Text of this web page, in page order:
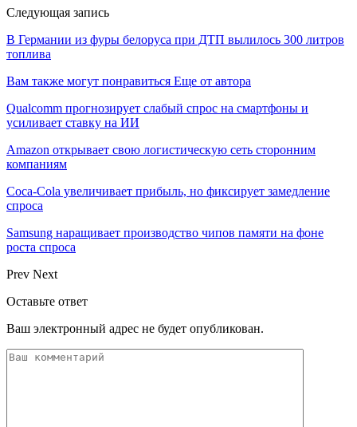
Следующая запись
В Германии из фуры белоруса при ДТП вылилось 300 литров
топлива
Вам также могут понравиться Еще от автора
Qualcomm прогнозирует слабый спрос на смартфоны и
усиливает ставку на ИИ
Amazon открывает свою логистическую сеть сторонним
компаниям
Coca-Cola увеличивает прибыль, но фиксирует замедление
спроса
Samsung наращивает производство чипов памяти на фоне
роста спроса
Prev Next
Оставьте ответ
Ваш электронный адрес не будет опубликован.